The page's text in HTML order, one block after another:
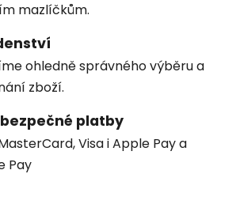
mazlíčkům.
ohledně správného výběru a
zboží.
bezpečné platby
Visa i Apple Pay a
Pay